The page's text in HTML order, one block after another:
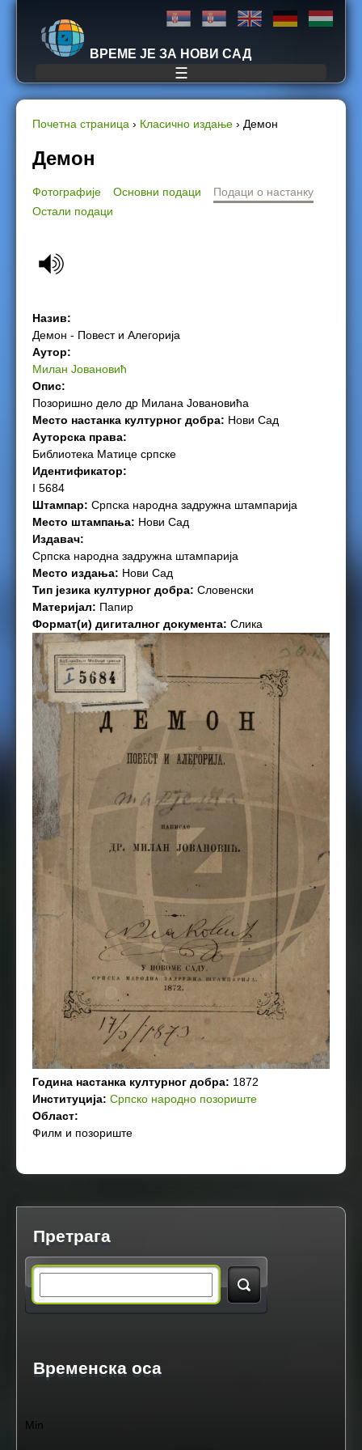
Jump to navigation
ВРЕМЕ ЈЕ ЗА НОВИ САД
☰
Y
o
u
e
h
e
r
e
Почетна страница › Класично издање › Демон
Демон
Фотографије Основни подаци
Подаци о настанку
Остали подаци
Назив:
Демон - Повест и Алегорија
Аутор:
Милан Јовановић
Опис:
Позоришно дело др Милана Јовановића
Место настанка културног добра: Нови Сад
Ауторска права:
Библиотека Матице српске
Идентификатор:
I 5684
Штампар: Српска народна задружна штампарија
Место штампања: Нови Сад
Издавач:
Српска народна задружна штампарија
Место издања: Нови Сад
Тип језика културног добра: Словенски
Материјал: Папир
Формат(и) дигиталног документа: Слика
Година настанка културног добра: 1872
Институција: Српско народно позориште
Област:
Филм и позориште
Претрага
a
Временска оса
Min